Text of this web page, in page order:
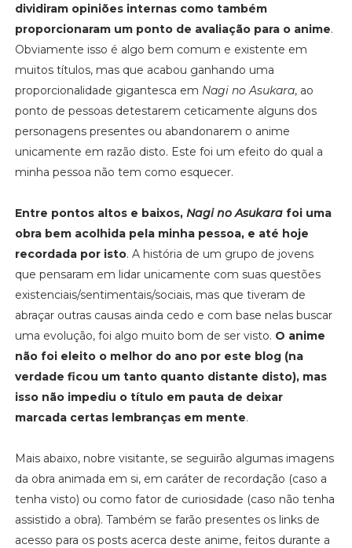
dividiram opiniões internas como também
proporcionaram um ponto de avaliação para o anime.
Obviamente isso é algo bem comum e existente em
muitos títulos, mas que acabou ganhando uma
proporcionalidade gigantesca em Nagi no Asukara, ao
ponto de pessoas detestarem ceticamente alguns dos
personagens presentes ou abandonarem o anime
unicamente em razão disto. Este foi um efeito do qual a
minha pessoa não tem como esquecer.
Entre pontos altos e baixos, Nagi no Asukarafoi uma
obra bem acolhida pela minha pessoa, e até hoje
recordada por isto. A história de um grupo de jovens
que pensaram em lidar unicamente com suas questões
existenciais/sentimentais/sociais, mas que tiveram de
abraçar outras causas ainda cedo e com base nelas buscar
uma evolução, foi algo muito bom de ser visto. O anime
não foi eleito o melhor do ano por este blog (na
verdade ficou um tanto quanto distante disto), mas
isso não impediu o título em pauta de deixar
marcada certas lembranças em mente.
Mais abaixo, nobre visitante, se seguirão algumas imagens
da obra animada em si, em caráter de recordação (caso a
tenha visto) ou como fator de curiosidade (caso não tenha
assistido a obra). Também se farão presentes os links de
acesso para os posts acerca deste anime, feitos durante a